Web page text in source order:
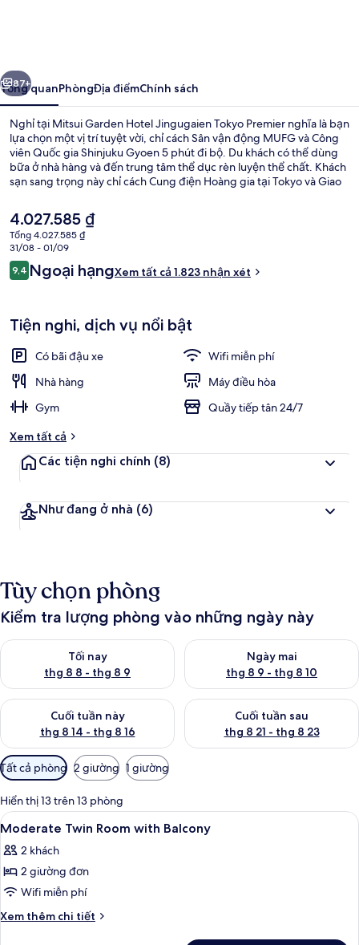
Tokyo
Premier
Tiếp
87+
Tổng quanPhòngĐịa điểmChính sách
Nghỉ tại Mitsui Garden Hotel Jingugaien Tokyo Premier nghĩa là bạn
lựa chọn một vị trí tuyệt vời, chỉ cách Sân vận động MUFG và Công
viên Quốc gia Shinjuku Gyoen 5 phút đi bộ. Du khách có thể dùng
bữa ở nhà hàng và đến trung tâm thể dục rèn luyện thể chất. Khách
sạn sang trọng này chỉ cách Cung điện Hoàng gia tại Tokyo và Giao
giữa nơi lưu trú và trạm giao thông công cộng, như cách Ga
Kokuritsu-kyogijo vài bước chân và cách Ga Kita-sando 14 phút.
Giá
hiện
tại
là
4.027.585 ₫
4.027.585 ₫
Tổng 4.027.585 ₫
31/08 - 01/09
Nhận
xét
9,49,4 trên 10,
Ngoại hạngXem tất cả 1.823 nhận xét
Tiện nghi, dịch vụ nổi bật
Có bãi đậu xe
Wifi miễn phí
Nhà hàng
Máy điều hòa
Gym
Quầy tiếp tân 24/7
Xem tất cả
Các tiện nghi chính (8)
Như đang ở nhà (6)
Tùy chọn phòng
Kiểm tra lượng phòng vào những ngày này
Tối nay
thg 8 8 - thg 8 9
Kiểm tra lượng phòng tối nay từ thg 8 8 - thg 8 9
Ngày mai
thg 8 9 - thg 8 10
Kiểm tra lượng phòng ngày
Cuối tuần này
thg 8 14 - thg 8 16
Kiểm tra lượng phòng cuối tuần này từ thg 8 14 - thg 8 16
Cuối tuần sau
thg 8 21 - thg 8 23
Kiểm tra lượng phòng cuối
Bộ
lọc
có
thể
dùng
để
lọc
tìm
phòng
Tất cả phòng 2 giường 1 giường
Hiển thị 13 trên 13 phòng
Xem
tất
cả
ảnh
Moderate
Twin
Két bảo mật tại phòng, bàn, phòng
9
Moderate Twin Room with Balcony
2 khách
2 giường đơn
Wifi miễn phí
Xem thêm chi tiết
Chi